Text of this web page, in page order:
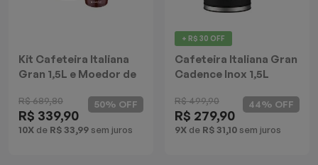
Kit Cafeteira Italiana
Gran 1,5L e Moedor de
R$ 689,80
R$ 339,90
10X de R$ 33,99 sem juros
50% OFF
+ R$ 30 OFF
Cafeteira Italiana Gran
Cadence Inox 1,5L
R$ 499,90
R$ 279,90
9X de R$ 31,10 sem juros
44% OFF
Máquina de Waffle